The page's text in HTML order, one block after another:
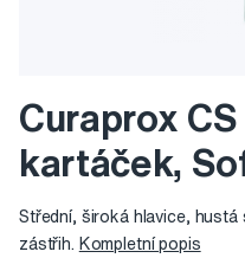
Curaprox
kartáček,
Střední, široká hlavice,
zástřih. Kompletní popis